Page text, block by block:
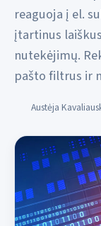
reaguoja į el.
įtartinus
nutekėjimų.
pašto filtrus ir
Austėja